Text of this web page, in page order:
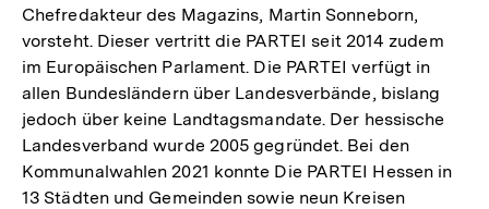
Chefredakteur des Magazins, Martin Sonneborn,
vorsteht. Dieser vertritt die PARTEI seit 2014 zudem
im Europäischen Parlament. Die PARTEI verfügt in
allen Bundesländern über Landesverbände, bislang
jedoch über keine Landtagsmandate. Der hessische
Landesverband wurde 2005 gegründet. Bei den
Kommunalwahlen 2021 konnte Die PARTEI Hessen in
13 Städten und Gemeinden sowie neun Kreisen